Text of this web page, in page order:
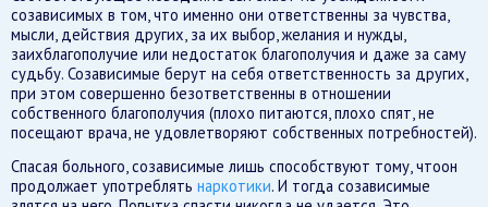
созависимых в том, что именно они ответственны за чувства,
мысли, действия других, за их выбор, желания и нужды,
заихблагополучие или недостаток благополучия и даже за саму
судьбу. Созависимые берут на себя ответственность за других,
при этом совершенно безответственны в отношении
собственного благополучия (плохо питаются, плохо спят, не
посещают врача, не удовлетворяют собственных потребностей).
Спасая больного, созависимые лишь способствуют тому, чтоон
продолжает употреблять наркотики. И тогда созависимые